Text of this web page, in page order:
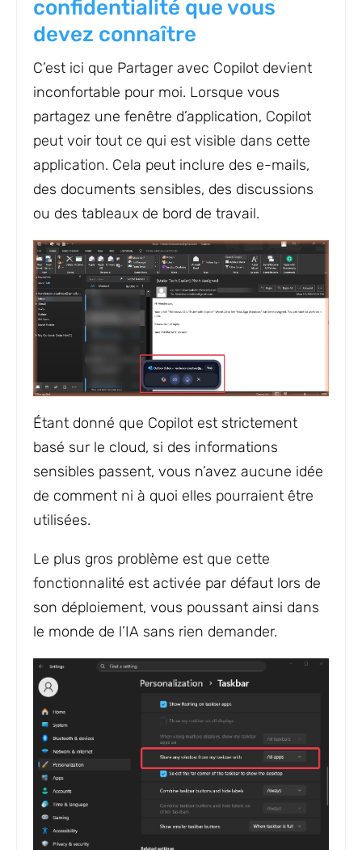
confidentialité que vous
devez connaître
C’est ici que Partager avec Copilot devient
inconfortable pour moi. Lorsque vous
partagez une fenêtre d’application, Copilot
peut voir tout ce qui est visible dans cette
application. Cela peut inclure des e-mails,
des documents sensibles, des discussions
ou des tableaux de bord de travail.
Étant donné que Copilot est strictement
basé sur le cloud, si des informations
sensibles passent, vous n’avez aucune idée
de comment ni à quoi elles pourraient être
utilisées.
Le plus gros problème est que cette
fonctionnalité est activée par défaut lors de
son déploiement, vous poussant ainsi dans
le monde de l’IA sans rien demander.